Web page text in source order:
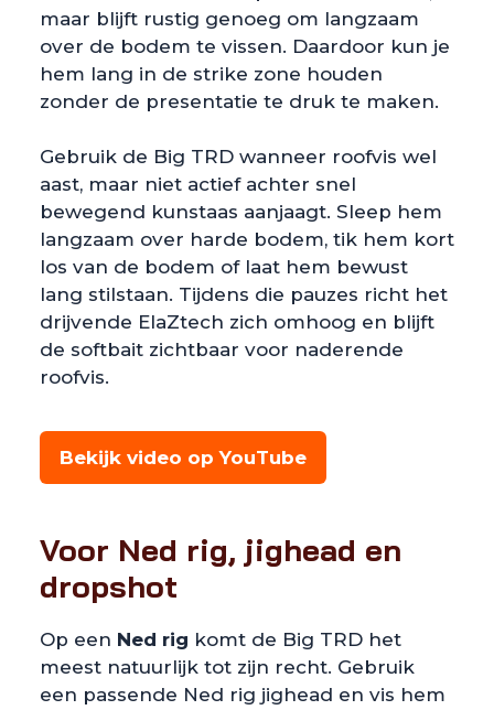
maar blijft rustig genoeg om langzaam
over de bodem te vissen. Daardoor kun je
hem lang in de strike zone houden
zonder de presentatie te druk te maken.
Gebruik de Big TRD wanneer roofvis wel
aast, maar niet actief achter snel
bewegend kunstaas aanjaagt. Sleep hem
langzaam over harde bodem, tik hem kort
los van de bodem of laat hem bewust
lang stilstaan. Tijdens die pauzes richt het
drijvende ElaZtech zich omhoog en blijft
de softbait zichtbaar voor naderende
roofvis.
Bekijk video op YouTube
Voor Ned rig, jighead en
dropshot
Op een Ned rig komt de Big TRD het
meest natuurlijk tot zijn recht. Gebruik
een passende Ned rig jighead en vis hem